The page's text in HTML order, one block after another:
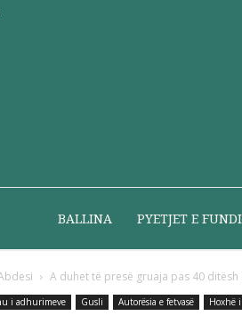
BALLINA PYETJET E
A duhet të presë gruaja pas 40 ditësh
i adhurimeve Gusli Autorësia e fetvasë Hoxhë